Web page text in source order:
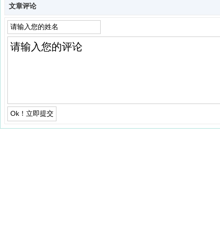
文章评论